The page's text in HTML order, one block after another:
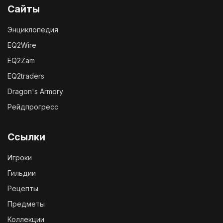
Сайты
Энциклопедия
EQ2Wire
EQ2Zam
EQ2traders
Dragon's Armory
Рейдпрогресс
Ссылки
Игроки
Гильдии
Рецепты
Предметы
Коллекции